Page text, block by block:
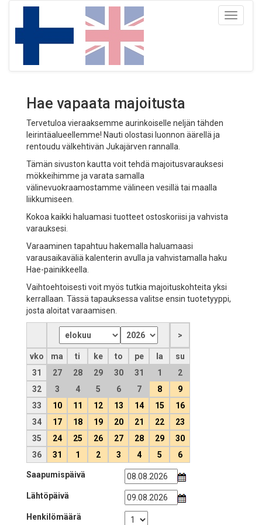
Toggle
Hae vapaata majoitusta
Tervetuloa vieraaksemme aurinkoiselle neljän tähden
leirintäalueellemme! Nauti olostasi luonnon äärellä ja
rentoudu välkehtivän Jukajärven rannalla.
Tämän sivuston kautta voit tehdä majoitusvarauksesi
mökkeihimme ja varata samalla
välinevuokraamostamme välineen vesillä tai maalla
liikkumiseen.
Kokoa kaikki haluamasi tuotteet ostoskoriisi ja vahvista
varauksesi.
Varaaminen tapahtuu hakemalla haluamaasi
varausaikaväliä kalenterin avulla ja vahvistamalla haku
Hae-painikkeella.
Vaihtoehtoisesti voit myös tutkia majoituskohteita yksi
kerrallaan. Tässä tapauksessa valitse ensin tuotetyyppi,
josta aloitat varaamisen.
vko ma ti ke to pe la
su
31
27 28 29 30 31 1
2
32
3 4 5 6 7 8
9
33
10 11 12 13 14 15
16
34
17 18 19 20 21 22
23
35
24 25 26 27 28 29
30
36
31 1 2 3 4 5 6
Saapumispäivä
Lähtöpäivä
Henkilömäärä